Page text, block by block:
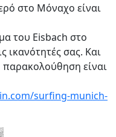
στο Μόναχο είναι
του Eisbach στο
ικανότητές σας. Και
είναι
surfing-munich-